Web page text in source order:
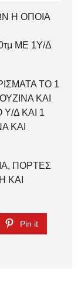
Η ΟΠΟΙΑ
ΜΕ 1Υ/Δ
ΤΟ 1
ΚΑΙ
Δ ΚΑΙ 1
ΚΑΙ
ΠΟΡΤΕΣ
ΚΑΙ
Pin it